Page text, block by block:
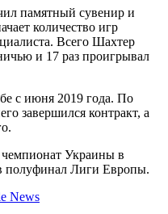
памятный сувенир и
количество игр
Всего Шахтер
и 17 раз проигрывал
с июня 2019 года. По
завершился контракт, а
Украины в
полуфинал Лиги Европы.
News